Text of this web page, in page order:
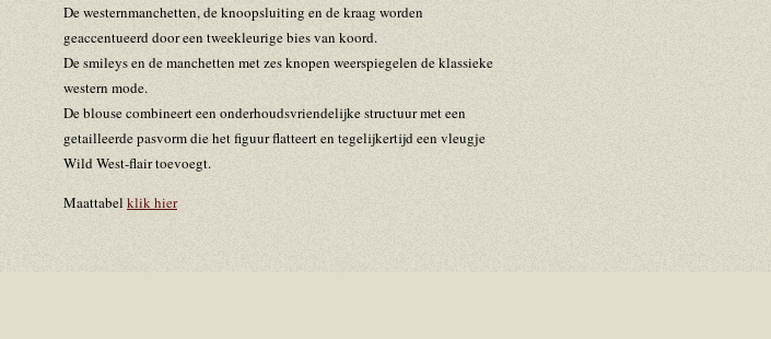
De westernmanchetten, de knoopsluiting en de kraag worden
geaccentueerd door een tweekleurige bies van koord.
De smileys en de manchetten met zes knopen weerspiegelen de klassieke
western mode.
De blouse combineert een onderhoudsvriendelijke structuur met een
getailleerde pasvorm die het figuur flatteert en tegelijkertijd een vleugje
Wild West-flair toevoegt.
Maattabel klik hier